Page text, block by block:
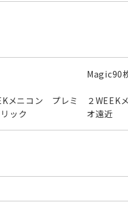
Magic90
メニコン プレミ
ック
２WEEK
オ遠近